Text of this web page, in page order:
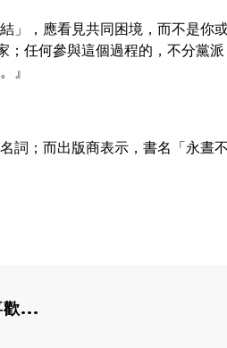
」，應看見共同困境，而不是你
；任何參與這個過程的，不分黨派
』
詞；而出版商表示，書名「永晝不
歡...